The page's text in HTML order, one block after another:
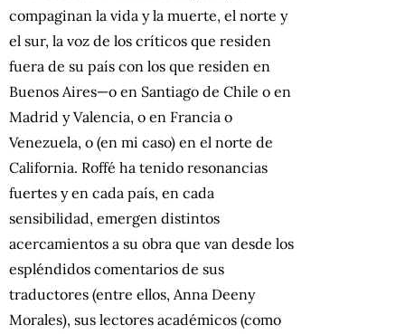
compaginan la vida y la muerte, el norte y
el sur, la voz de los críticos que residen
fuera de su país con los que residen en
Buenos Aires—o en Santiago de Chile o en
Madrid y Valencia, o en Francia o
Venezuela, o (en mi caso) en el norte de
California. Roffé ha tenido resonancias
fuertes y en cada país, en cada
sensibilidad, emergen distintos
acercamientos a su obra que van desde los
espléndidos comentarios de sus
traductores (entre ellos, Anna Deeny
Morales), sus lectores académicos (como